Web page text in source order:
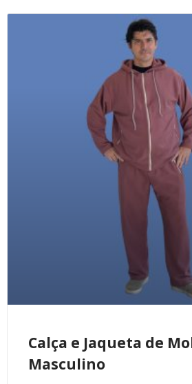
Calça e Jaqueta de
Masculino